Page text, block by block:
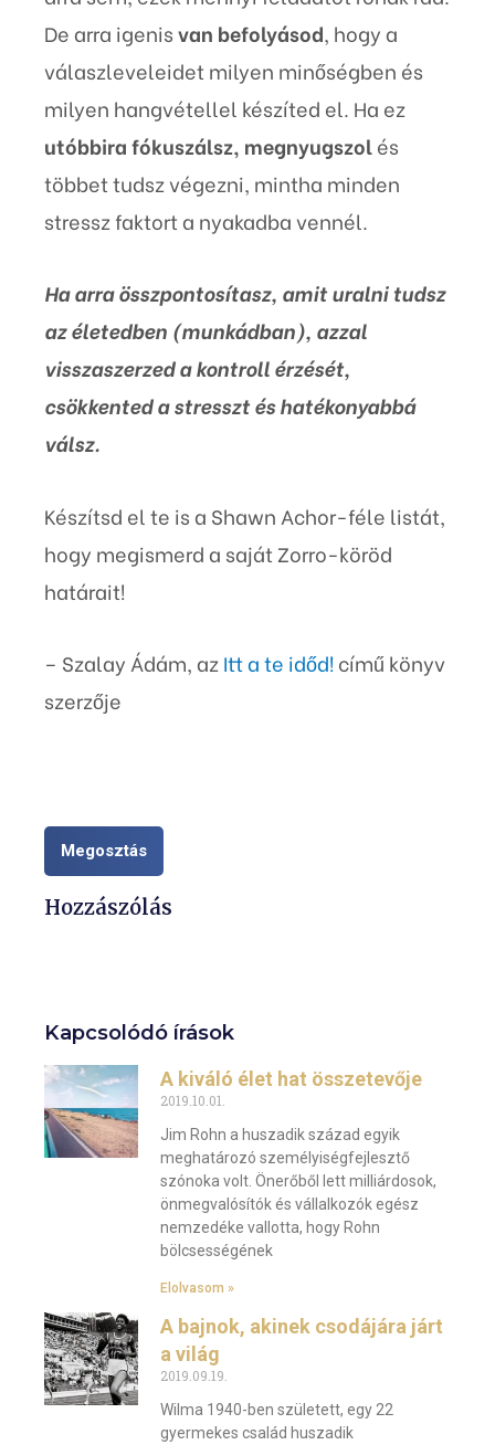
De arra igenisvan befolyásod, hogy a
válaszleveleidet milyen minőségben és
milyen hangvétellel készíted el. Ha ez
utóbbira fókuszálsz, megnyugszolés
többet tudsz végezni, mintha minden
stressz faktort a nyakadba vennél.
Ha arra összpontosítasz, amit uralni tudsz
az életedben (munkádban), azzal
visszaszerzed a kontroll érzését,
csökkented a stresszt és hatékonyabbá
válsz.
Készítsd el te is a Shawn Achor-féle listát,
hogy megismerd a saját Zorro-köröd
határait!
– Szalay Ádám, azItt a te időd! című könyv
szerzője
Megosztás
Hozzászólás
Kapcsolódó írások
A kiváló élet hat összetevője
2019.10.01.
Jim Rohn a huszadik század egyik
meghatározó személyiségfejlesztő
szónoka volt. Önerőből lett milliárdosok,
önmegvalósítók és vállalkozók egész
nemzedéke vallotta, hogy Rohn
bölcsességének
Elolvasom »
A bajnok, akinek csodájára járt
a világ
2019.09.19.
Wilma 1940-ben született, egy 22
gyermekes család huszadik